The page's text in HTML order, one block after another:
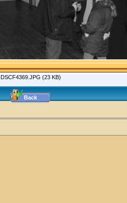
DSCF4369.JPG (23 KB)